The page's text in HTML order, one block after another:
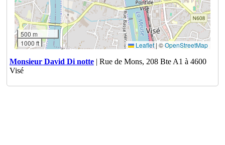
500 m
1000 ft
Leaflet| ©OpenStreetMap
Monsieur David Di notte| Rue de Mons, 208 Bte A1 à 4600
Visé